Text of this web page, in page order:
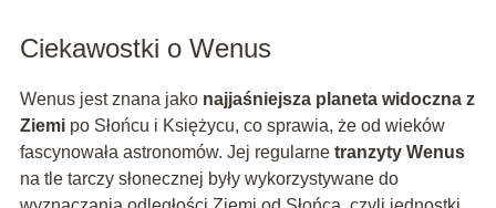
Ciekawostki o Wenus
Wenus jest znana jako najjaśniejsza planeta widoczna z
Ziemipo Słońcu i Księżycu, co sprawia, że od wieków
fascynowała astronomów. Jej regularne tranzyty Wenus
na tle tarczy słonecznej były wykorzystywane do